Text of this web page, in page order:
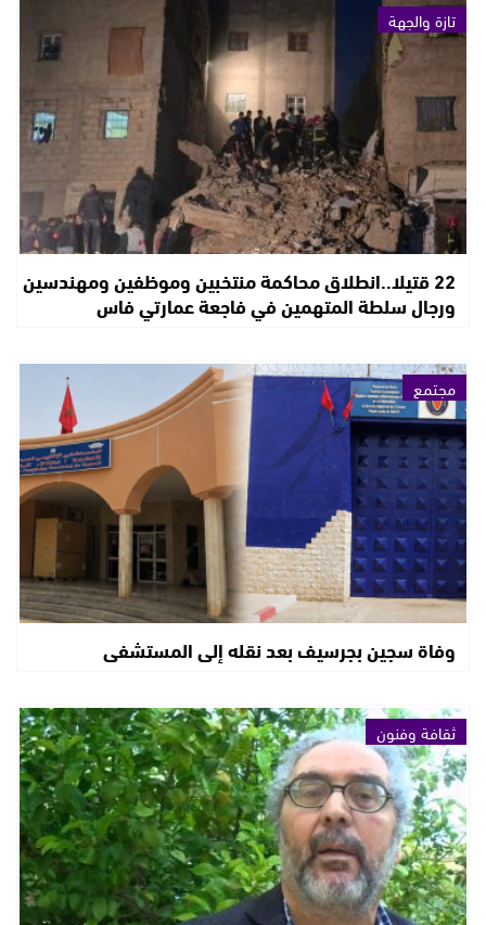
تازة والجهة
22 قتيلا..انطلاق محاكمة منتخبين وموظفين ومهندسين
ورجال سلطة المتهمين في فاجعة عمارتي فاس
مجتمع
وفاة سجين بجرسيف بعد نقله إلى المستشفى
ثقافة وفنون